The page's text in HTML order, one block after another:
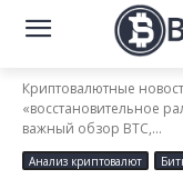
Криптовалютные
«восстановительное
важный обзор BTC,...
Анализ криптовалют